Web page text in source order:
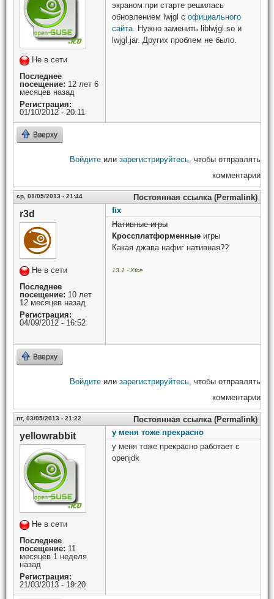
Не в сети
Последнее
посещение: 12 лет 6
месяцев назад
Регистрация:
01/10/2012 - 20:11
экраном при старте решилась
обновлением lwjgl с официального
сайта. Нужно заменить liblwjgl.so и
lwjgl.jar. Других проблем не было.
Вверху
Войдите или зарегистрируйтесь, чтобы отправлять
комментарии
ср, 01/05/2013 - 21:44 Постоянная ссылка (Permalink)
r3d
Не в сети
Последнее
посещение: 10 лет
12 месяцев назад
Регистрация:
04/09/2012 - 16:52
fix
Нативные игры
Кроссплатформенные игры
Какая джава нафиг нативная??
13.1 - Xfce
Вверху
Войдите или зарегистрируйтесь, чтобы отправлять
комментарии
пт, 03/05/2013 - 21:22 Постоянная ссылка (Permalink)
yellowrabbit
Не в сети
Последнее
посещение: 11
месяцев 1 неделя
назад
Регистрация:
21/03/2013 - 19:20
у меня тоже прекрасно
у меня тоже прекрасно работает с
openjdk